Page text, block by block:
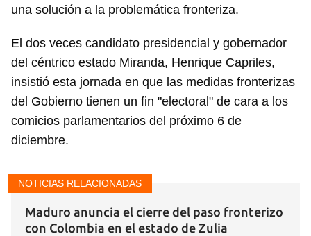
una solución a la problemática fronteriza.
El dos veces candidato presidencial y gobernador
del céntrico estado Miranda, Henrique Capriles,
insistió esta jornada en que las medidas fronterizas
del Gobierno tienen un fin "electoral" de cara a los
comicios parlamentarios del próximo 6 de
diciembre.
NOTICIAS RELACIONADAS
Maduro anuncia el cierre del paso fronterizo
con Colombia en el estado de Zulia